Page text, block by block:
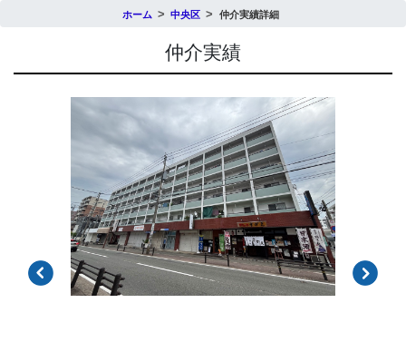
ホーム 中央区 仲介実績詳細
仲介実績